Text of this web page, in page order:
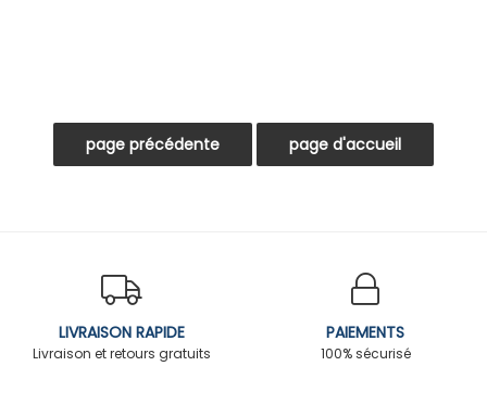
LIVRAISON RAPIDE
Livraison et retours gratuits
PAIEMENTS
100% sécurisé